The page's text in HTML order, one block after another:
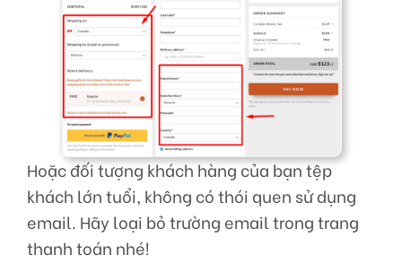
Hoặc đối tượng khách hàng của bạn tệp
khách lớn tuổi, không có thói quen sử dụng
email. Hãy loại bỏ trường email trong trang
thanh toán nhé!